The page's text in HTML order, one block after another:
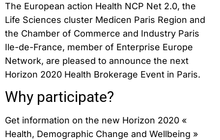
The European action Health NCP Net 2.0, the
Life Sciences cluster Medicen Paris Region and
the Chamber of Commerce and Industry Paris
Ile-de-France, member of Enterprise Europe
Network, are pleased to announce the next
Horizon 2020 Health Brokerage Event in Paris.
Why participate?
Get information on the new Horizon 2020 «
Health, Demographic Change and Wellbeing »